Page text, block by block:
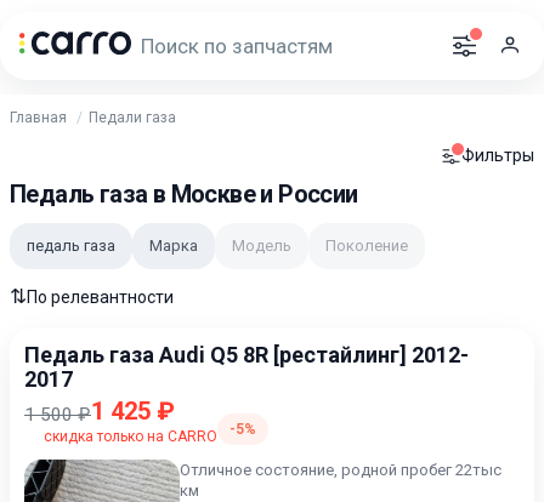
Главная Педали газа
Фильтры
Педаль газа в Москве и России
педаль газа Марка Модель Поколение
⇅По релевантности
Педаль газа Audi Q5 8R [рестайлинг] 2012-
2017
1 500 ₽1 425 ₽
скидка только на CARRO -5%
Отличное состояние, родной пробег 22тыс
км